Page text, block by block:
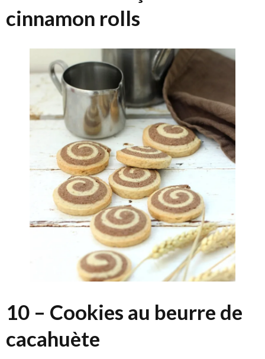
cinnamon rolls
10 – Cookies au beurre de
cacahuète